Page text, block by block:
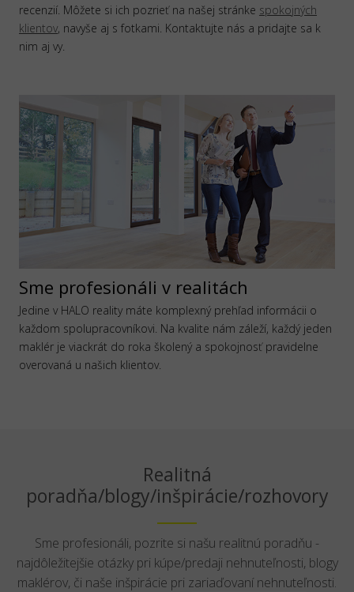
recenzií. Môžete si ich pozrieť na našej stránke spokojných
klientov, navyše aj s fotkami. Kontaktujte nás a pridajte sa k
nim aj vy.
Sme profesionáli v realitách
Jedine v HALO reality máte komplexný prehľad informácii o
každom spolupracovníkovi. Na kvalite nám záleží, každý jeden
maklér je viackrát do roka školený a spokojnosť pravidelne
overovaná u našich klientov.
Realitná
poradňa/blogy/inšpirácie/rozhovory
Sme profesionáli, pozrite si našu realitnú poradňu -
najdôležitejšie otázky pri kúpe/predaji nehnuteľnosti, blogy
maklérov, či naše inšpirácie pri zariaďovaní nehnuteľnosti.